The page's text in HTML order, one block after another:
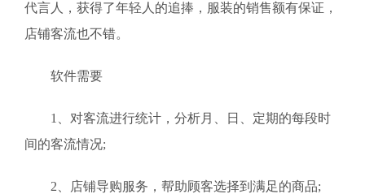
代言人，获得了年轻人的追捧，服装的销售额有保证，
店铺客流也不错。
软件需要
1、对客流进行统计，分析月、日、定期的每段时
间的客流情况;
2、店铺导购服务，帮助顾客选择到满足的商品;